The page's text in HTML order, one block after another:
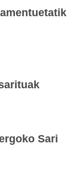
Sari